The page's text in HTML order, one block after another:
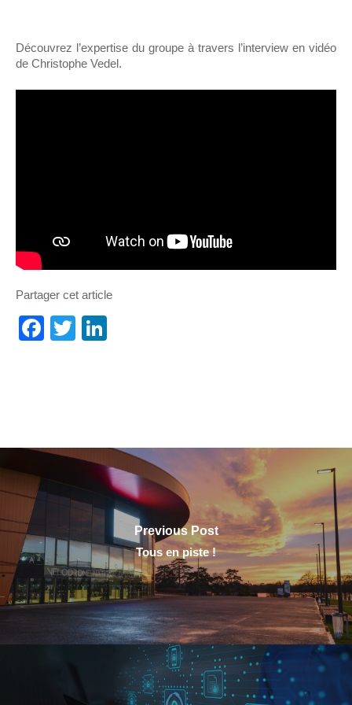
Découvrez l’expertise du groupe à travers l’interview en vidéo
de Christophe Vedel.
Partager cet article
Facebook
Twitter
Previous Post
Tous en piste !